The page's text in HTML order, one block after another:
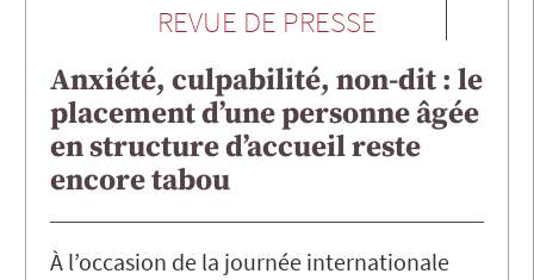
REVUE DE PRESSE
Anxiété, culpabilité, non-dit : le
placement d’une personne âgée
en structure d’accueil reste
encore tabou
À l’occasion de la journée internationale